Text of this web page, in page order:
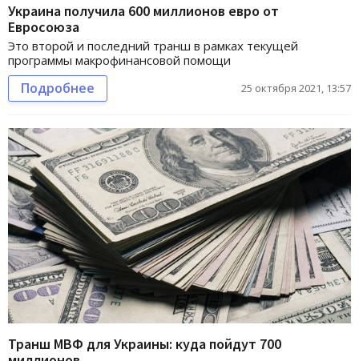
Украина получила 600 миллионов евро от
Евросоюза
Это второй и последний транш в рамках текущей
программы макрофинансовой помощи
Подробнее 25 октября 2021, 13:57
Транш МВФ для Украины: куда пойдут 700